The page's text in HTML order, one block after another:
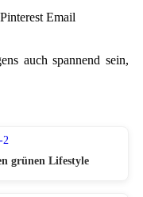
Pinterest Email
auch spannend sein,
grünen Lifestyle